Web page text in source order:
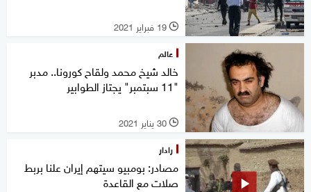
l 19 فبراير 2021
عالم
خالد شيخ محمد ولقاح كورونا.. مدبر
"11 سبتمبر" يجتاز الطوابير
l 30 يناير 2021
رادار
مصادر: بومبيو سيتهم إيران علنا بربط
صلات مع القاعدة